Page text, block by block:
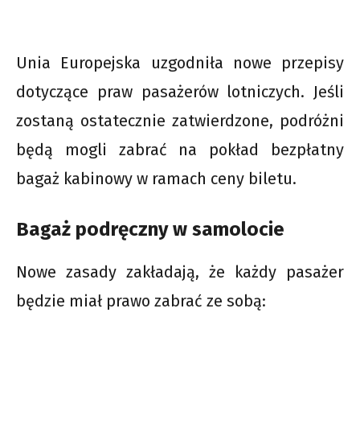
Unia Europejska uzgodniła nowe przepisy
dotyczące praw pasażerów lotniczych. Jeśli
zostaną ostatecznie zatwierdzone, podróżni
będą mogli zabrać na pokład bezpłatny
bagaż kabinowy w ramach ceny biletu.
Bagaż podręczny w samolocie
Nowe zasady zakładają, że każdy pasażer
będzie miał prawo zabrać ze sobą: